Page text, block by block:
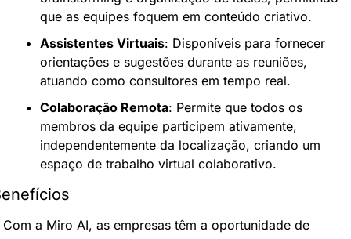
que as equipes foquem em conteúdo criativo.
Assistentes Virtuais: Disponíveis para fornecer
orientações e sugestões durante as reuniões,
atuando como consultores em tempo real.
Colaboração Remota: Permite que todos os
membros da equipe participem ativamente,
independentemente da localização, criando um
espaço de trabalho virtual colaborativo.
Com a Miro AI, as empresas têm a oportunidade de